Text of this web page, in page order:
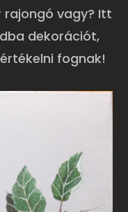
rajongó vagy? Itt
dekorációt,
fognak!